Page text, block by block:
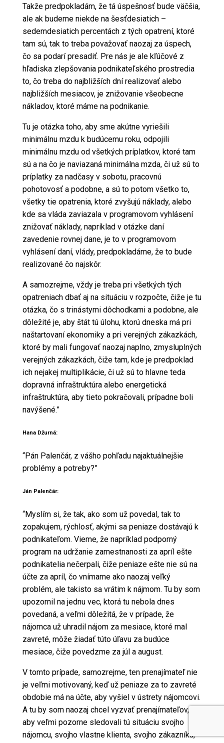
Takže predpokladám, že tá úspešnosť bude väčšia,
ale ak budeme niekde na šesťdesiatich –
sedemdesiatich percentách z tých opatrení, ktoré
tam sú, tak to treba považovať naozaj za úspech,
čo sa podarí presadiť. Pre nás je ale kľúčové z
hľadiska zlepšovania podnikateľského prostredia
to, čo treba do najbližších dní realizovať alebo
najbližších mesiacov, je znižovanie všeobecne
nákladov, ktoré máme na podnikanie.
Tu je otázka toho, aby sme akútne vyriešili
minimálnu mzdu k budúcemu roku, odpojili
minimálnu mzdu od všetkých príplatkov, ktoré tam
sú a na čo je naviazaná minimálna mzda, či už sú to
príplatky za nadčasy v sobotu, pracovnú
pohotovosť a podobne, a sú to potom všetko to,
všetky tie opatrenia, ktoré zvyšujú náklady, alebo
kde sa vláda zaviazala v programovom vyhlásení
znižovať náklady, napríklad v otázke daní
zavedenie rovnej dane, je to v programovom
vyhlásení daní, vlády, predpokladáme, že to bude
realizované čo najskôr.
A samozrejme, vždy je treba pri všetkých tých
opatreniach dbať aj na situáciu v rozpočte, čiže je tu
otázka, čo s trinástymi dôchodkami a podobne, ale
dôležité je, aby štát tú úlohu, ktorú dneska má pri
naštartovaní ekonomiky a pri verejných zákazkách,
ktoré by mali fungovať naozaj naplno, zmysluplných
verejných zákazkách, čiže tam, kde je predpoklad
ich nejakej multiplikácie, či už sú to hlavne teda
dopravná infraštruktúra alebo energetická
infraštruktúra, aby tieto pokračovali, prípadne boli
navýšené.”
Hana Džurná:
“Pán Palenčár, z vášho pohľadu najaktuálnejšie
problémy a potreby?”
Ján Palenčár:
“Myslím si, že tak, ako som už povedal, tak to
zopakujem, rýchlosť, akými sa peniaze dostávajú k
podnikateľom. Vieme, že napríklad podporný
program na udržanie zamestnanosti za apríl ešte
podnikatelia nečerpali, čiže peniaze ešte nie sú na
účte za apríl, čo vnímame ako naozaj veľký
problém, ale takisto sa vrátim k nájmom. Tu by som
upozornil na jednu vec, ktorá tu nebola dnes
povedaná, a veľmi dôležitá, že v prípade, že
nájomca už uhradil nájom za mesiace, ktoré mal
zavreté, môže žiadať túto úľavu za budúce
mesiace, čiže povedzme za júl a august.
V tomto prípade, samozrejme, ten prenajímateľ nie
je veľmi motivovaný, keď už peniaze za to zavreté
obdobie má na účte, aby vyšiel v ústrety nájomcovi.
A tu by som naozaj chcel vyzvať prenajímateľov,
aby veľmi pozorne sledovali tú situáciu svojho
nájomcu, svojho vlastne klienta, svojho zákazníka,